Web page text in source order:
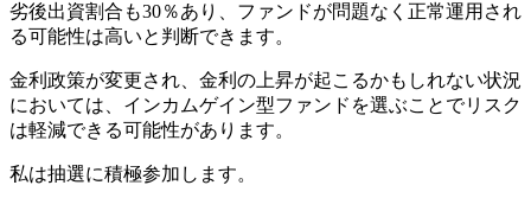
劣後出資割合も30％あり、ファンドが問題なく正常運用され
る可能性は高いと判断できます。
金利政策が変更され、金利の上昇が起こるかもしれない状況
においては、インカムゲイン型ファンドを選ぶことでリスク
は軽減できる可能性があります。
私は抽選に積極参加します。